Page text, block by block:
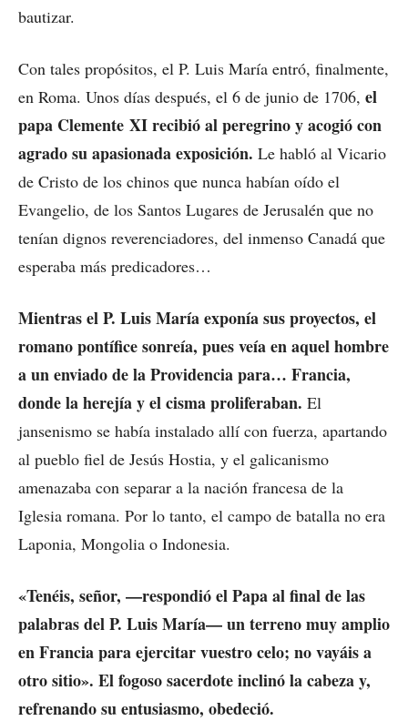
bautizar.
Con tales propósitos, el P. Luis María entró, finalmente,
en Roma. Unos días después, el 6 de junio de 1706, el
papa Clemente XI recibió al peregrino y acogió con
agrado su apasionada exposición. Le habló al Vicario
de Cristo de los chinos que nunca habían oído el
Evangelio, de los Santos Lugares de Jerusalén que no
tenían dignos reverenciadores, del inmenso Canadá que
esperaba más predicadores…
Mientras el P. Luis María exponía sus proyectos, el
romano pontífice sonreía, pues veía en aquel hombre
a un enviado de la Providencia para… Francia,
donde la herejía y el cisma proliferaban. El
jansenismo se había instalado allí con fuerza, apartando
al pueblo fiel de Jesús Hostia, y el galicanismo
amenazaba con separar a la nación francesa de la
Iglesia romana. Por lo tanto, el campo de batalla no era
Laponia, Mongolia o Indonesia.
«Tenéis, señor, —respondió el Papa al final de las
palabras del P. Luis María— un terreno muy amplio
en Francia para ejercitar vuestro celo; no vayáis a
otro sitio». El fogoso sacerdote inclinó la cabeza y,
refrenando su entusiasmo, obedeció.